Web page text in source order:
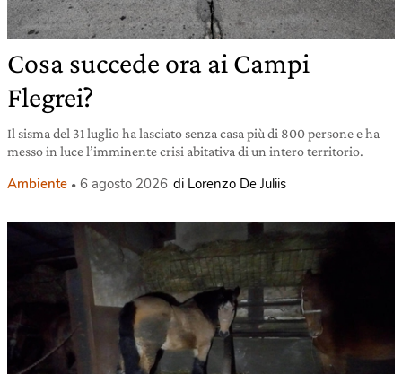
Cosa succede ora ai Campi
Flegrei?
Il sisma del 31 luglio ha lasciato senza casa più di 800 persone e ha
messo in luce l’imminente crisi abitativa di un intero territorio.
Ambiente 6 agosto 2026 di Lorenzo De Juliis